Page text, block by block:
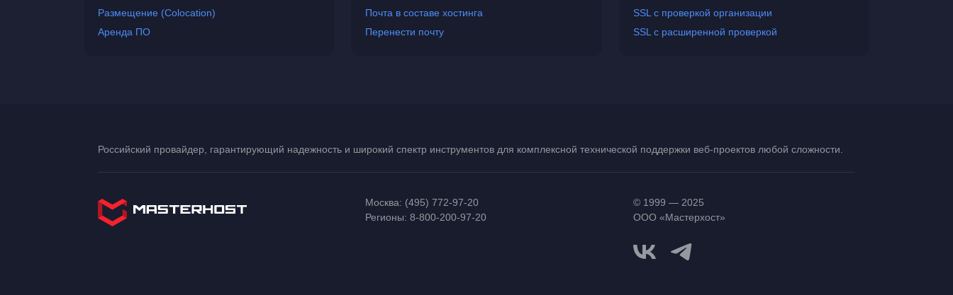
Размещение (Colocation)
Аренда ПО
Почта в составе хостинга
Перенести почту
SSL с проверкой организации
SSL с расширенной проверкой
Российский провайдер, гарантирующий надежность и широкий спектр инструментов для комплексной технической поддержки веб-проектов любой сложности.
Москва: (495) 772-97-20
Регионы:8-800-200-97-20
© 1999 — 2025
ООО «Мастерхост»